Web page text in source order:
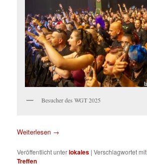
Besucher des WGT 2025
Weiterlesen →
Veröffentlicht unterlokales |Verschlagwortet mit
Treffen